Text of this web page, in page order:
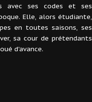
avec ses codes et ses
Elle, alors étudiante,
en toutes saisons, ses
sa cour de prétendants
d'avance.